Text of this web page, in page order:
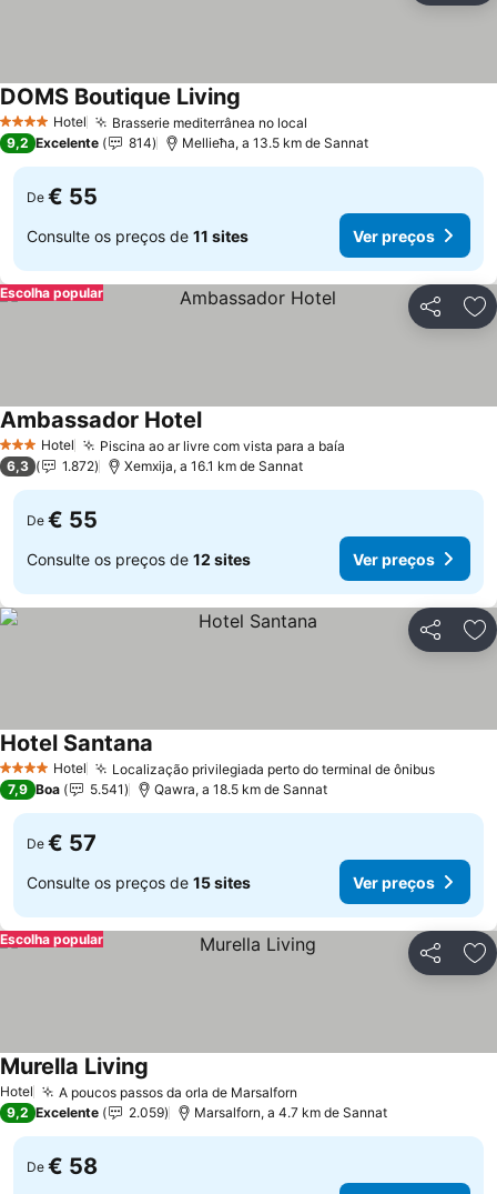
4 EstrelasHotel Brasserie mediterrânea no local
DOMS Boutique Living
9,2 Excelente 814 Mellieħa, a 13.5 km de Sannat
De € 55
Consulte os preços de 11 sites Ver preços
Partilhar
Escolha popular
3 EstrelasHotel Piscina ao ar livre com vista para a baía
Ambassador HotelVer preços
6,3 1.872 Xemxija, a 16.1 km de Sannat
De € 55
Consulte os preços de 12 sites Ver preços
Partilhar
4 EstrelasHotel Localização privilegiada perto do terminal de ônibusVer
Hotel Santana
7,9 Boa 5.541 Qawra, a 18.5 km de Sannat
De € 57
Consulte os preços de 15 sites Ver preços
Partilhar
Escolha popular
Hotel A poucos passos da orla de Marsalforn
Murella Living
9,2 Excelente 2.059 Marsalforn, a 4.7 km de Sannat
De € 58